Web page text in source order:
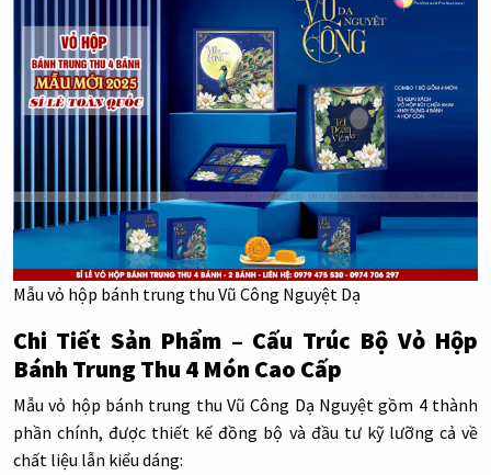
Mẫu vỏ hộp bánh trung thu Vũ Công Nguyệt Dạ
Chi Tiết Sản Phẩm – Cấu Trúc Bộ Vỏ Hộp
Bánh Trung Thu 4 Món Cao Cấp
Mẫu vỏ hộp bánh trung thu Vũ Công Dạ Nguyệt gồm 4 thành
phần chính, được thiết kế đồng bộ và đầu tư kỹ lưỡng cả về
chất liệu lẫn kiểu dáng: